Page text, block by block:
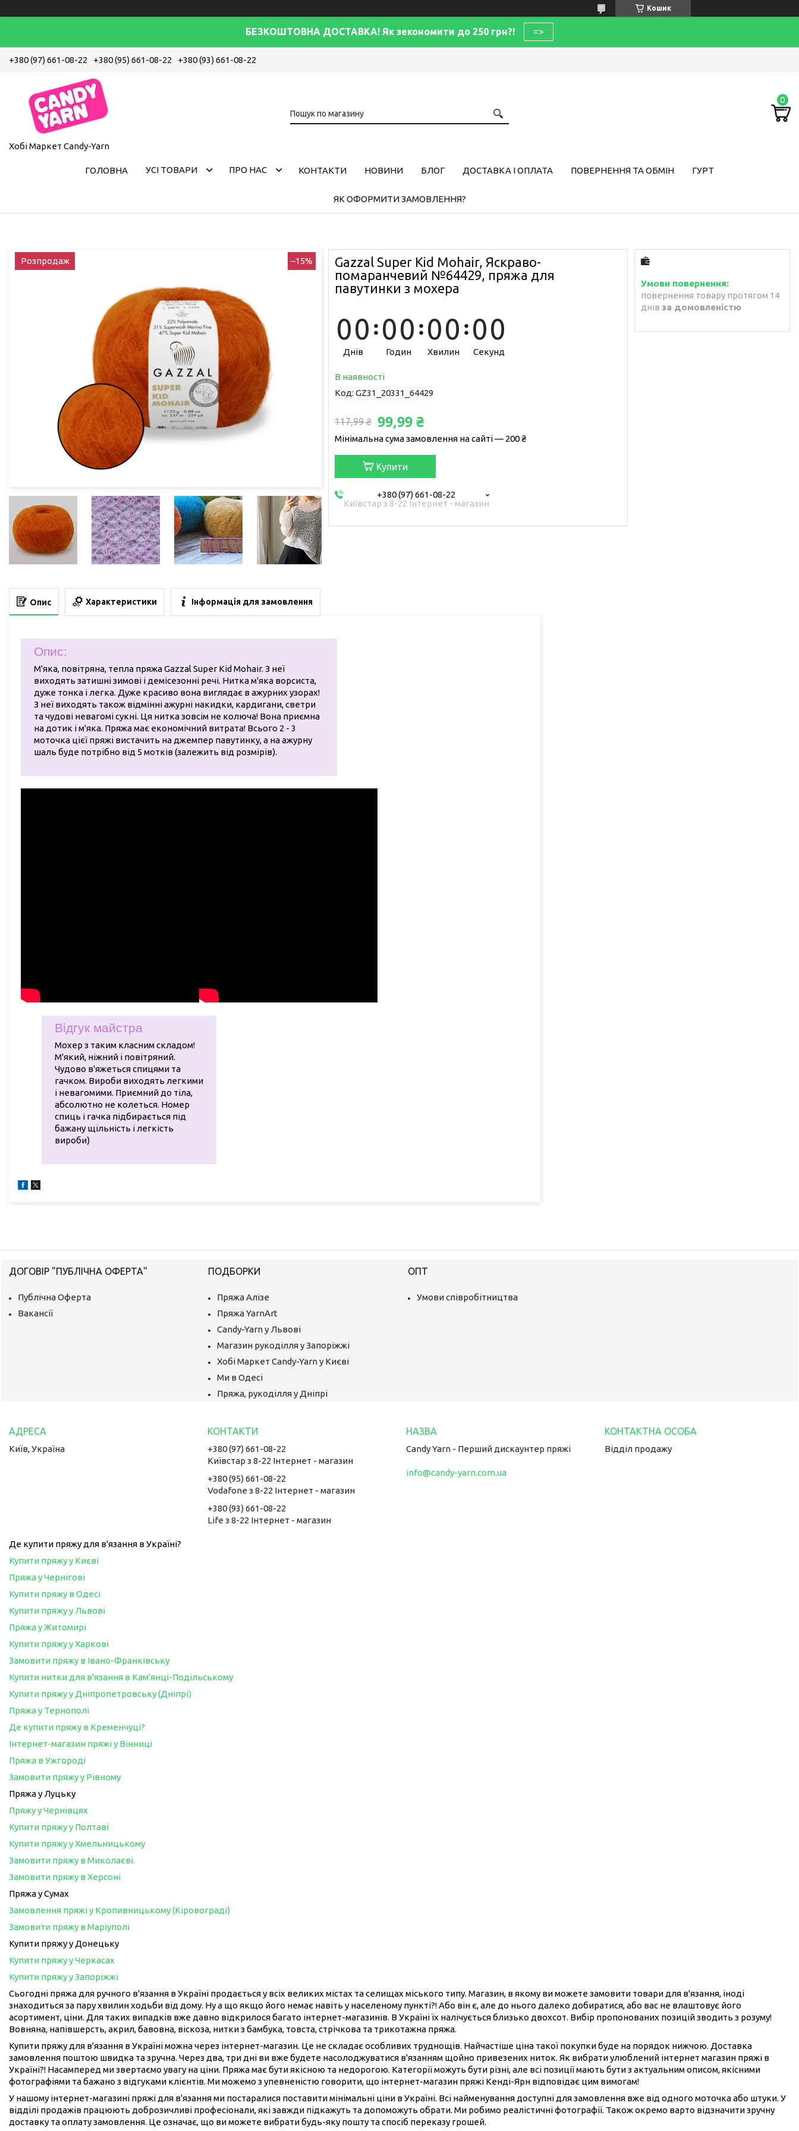
Кошик
БЕЗКОШТОВНА ДОСТАВКА! Як зекономити до 250 грн?! =>
+380 (97) 661-08-22 +380 (95) 661-08-22 +380 (93) 661-08-22
Хобі Маркет Candy-Yarn
ГОЛОВНА УСІ ТОВАРИ ПРО НАС КОНТАКТИ НОВИНИ БЛОГ ДОСТАВКА І ОПЛАТА ПОВЕРНЕННЯ ТА ОБМІН ГУРТ
ЯК ОФОРМИТИ ЗАМОВЛЕННЯ?
Розпродаж –15%
Gazzal Super Kid Mohair, Яскраво-
помаранчевий №64429, пряжа для
павутинки з мохера
00
Днів
00
Годин
00
Хвилин
00
Секунд
В наявності
Код: GZ31_20331_64429
117,99 ₴ 99,99 ₴
Мінімальна сума замовлення на сайті — 200 ₴
Купити
+380 (97) 661-08-22
Київстар з 8-22 Інтернет - магазин
повернення товару протягом 14
днів за домовленістю
Опис Характеристики Інформація для замовлення
Опис:
М'яка, повітряна, тепла пряжа Gazzal Super Kid Mohair. З неї
виходять затишні зимові і демісезонні речі. Нитка м'яка ворсиста,
дуже тонка і легка. Дуже красиво вона виглядає в ажурних узорах!
З неї виходять також відмінні ажурні накидки, кардигани, светри
та чудові невагомі сукні. Ця нитка зовсім не колюча! Вона приємна
на дотик і м'яка. Пряжа має економічний витрата! Всього 2 - 3
моточка цієї пряжі вистачить на джемпер павутинку, а на ажурну
шаль буде потрібно від 5 мотків (залежить від розмірів).
Відгук майстра
Мохер з таким класним складом!
М'який, ніжний і повітряний.
Чудово в'яжеться спицями та
гачком. Вироби виходять легкими
і невагомими. Приємний до тіла,
абсолютно не колеться. Номер
спиць і гачка підбирається під
бажану щільність і легкість
вироби)
ДОГОВІР "ПУБЛІЧНА ОФЕРТА"
Публічна Оферта
Вакансії
ПОДБОРКИ
Пряжа Алізе
Пряжа YarnArt
Candy-Yarn у Львові
Магазин рукоділля у Запоріжжі
Хобі Маркет Candy-Yarn у Києві
Ми в Одесі
Пряжа, рукоділля у Дніпрі
ОПТ
Умови співробітництва
Київ, Україна
+380 (97) 661-08-22
Київстар з 8-22 Інтернет - магазин
+380 (95) 661-08-22
Vodafone з 8-22 Інтернет - магазин
+380 (93) 661-08-22
Life з 8-22 Інтернет - магазин
Candy Yarn - Перший дискаунтер пряжі
info@candy-yarn.com.ua
Відділ продажу
Де купити пряжу для в'язання в Україні?
Купити пряжу у Києві
Пряжа у Чернігові
Купити пряжу в Одесі
Купити пряжу у Львові
Пряжа у Житомирі
Купити пряжу у Харкові
Замовити пряжу в Івано-Франківську
Купити нитки для в'язання в Кам'янці-Подільському
Купити пряжу у Дніпропетровську (Дніпрі)
Пряжа у Тернополі
Де купити пряжу в Кременчуці?
Інтернет-магазин пряжі у Вінниці
Пряжа в Ужгороді
Замовити пряжу у Рівному
Пряжа у Луцьку
Пряжу у Чернівцях
Купити пряжу у Полтаві
Купити пряжу у Хмельницькому
Замовити пряжу в Миколаєві.
Замовити пряжу в Херсоні
Пряжа у Сумах
Замовлення пряжі у Кропивницькому (Кіровограді)
Замовити пряжу в Маріуполі
Купити пряжу у Донецьку
Купити пряжу у Черкасах
Купити пряжу у Запоріжжі
Сьогодні пряжа для ручного в'язання в Україні продається у всіх великих містах та селищах міського типу. Магазин, в якому ви можете замовити товари для в'язання, іноді
знаходиться за пару хвилин ходьби від дому. Ну а що якщо його немає навіть у населеному пункті?! Або він є, але до нього далеко добиратися, або вас не влаштовує його
асортимент, ціни. Для таких випадків вже давно відкрилося багато інтернет-магазинів. В Україні їх налічується близько двохсот. Вибір пропонованих позицій зводить з розуму!
Вовняна, напівшерсть, акрил, бавовна, віскоза, нитки з бамбука, товста, стрічкова та трикотажна пряжа.
Купити пряжу для в'язання в Україні можна через інтернет-магазин. Це не складає особливих труднощів. Найчастіше ціна такої покупки буде на порядок нижчою. Доставка
замовлення поштою швидка та зручна. Через два, три дні ви вже будете насолоджуватися в'язанням щойно привезених ниток. Як вибрати улюблений інтернет магазин пряжі в
Україні?! Насамперед ми звертаємо увагу на ціни. Пряжа має бути якісною та недорогою. Категорії можуть бути різні, але всі позиції мають бути з актуальним описом, якісними
фотографіями та бажано з відгуками клієнтів. Ми можемо з упевненістю говорити, що інтернет-магазин пряжі Кенді-Ярн відповідає цим вимогам!
У нашому інтернет-магазині пряжі для в'язання ми постаралися поставити мінімальні ціни в Україні. Всі найменування доступні для замовлення вже від одного моточка або штуки. У
відділі продажів працюють доброзичливі професіонали, які завжди підкажуть та допоможуть обрати. Ми робимо реалістичні фотографії. Також окремо варто відзначити зручну
доставку та оплату замовлення. Це означає, що ви можете вибрати будь-яку пошту та спосіб переказу грошей.